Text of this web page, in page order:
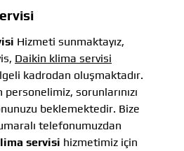
Hizmeti sunmaktayız,
Daikin klima servisi
kadrodan oluşmaktadır.
sorunlarınızı
beklemektedir. Bize
telefonumuzdan
servisi hizmetimiz için